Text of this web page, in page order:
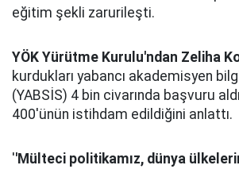
eğitim şekli zarurileşti.
YÖK Yürütme Kurulu'ndan Zeliha
kurdukları yabancı akademisyen
(YABSİS) 4 bin civarında başvuru
400'ünün istihdam edildiğini anlattı.
''Mülteci politikamız, dünya